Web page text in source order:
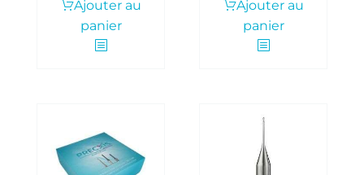
Ajouter au
panier
Ajouter au
panier